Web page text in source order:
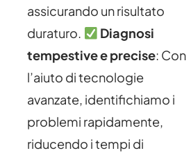
assicurando un risultato
duraturo.
Diagnosi
tempestive e precise: Con
l’aiuto di tecnologie
avanzate, identifichiamo i
problemi rapidamente,
riducendo i tempi di